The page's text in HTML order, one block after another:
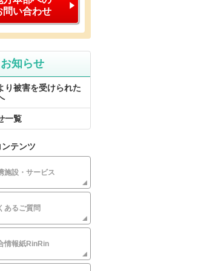
問い合わせ
お知らせ
り被害を受けられた
一覧
テンツ
施設・サービス
あるご質問
情報紙RinRin